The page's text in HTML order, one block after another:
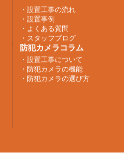
・ 設置工事の流れ
・ 設置事例
・ よくある質問
・ スタッフブログ
防犯カメラコラム
・ 設置工事について
・ 防犯カメラの機能
・ 防犯カメラの選び方